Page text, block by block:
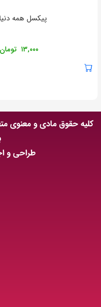
پیکسل همه
۱۳,۰۰۰ تومان
کلیه حقوق مادی و معنوی
طراحی و